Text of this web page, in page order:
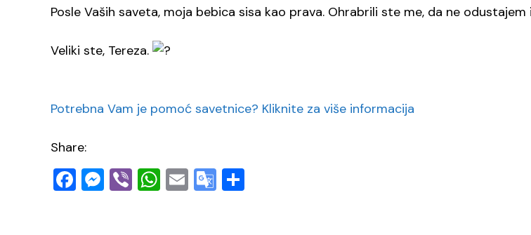
Posle Vaših saveta, moja bebica sisa kao prava. Ohrabrili ste me, da ne
Veliki ste, Tereza.
Potrebna Vam je pomoć savetnice? Kliknite za više informacija
Share:
Facebook
Messenger
ViberWhatsApp
EmailGoogle